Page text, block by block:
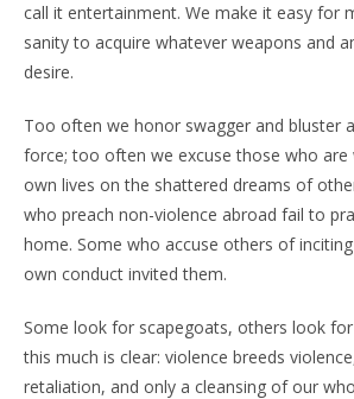
call it entertainment. We make it easy for
sanity to acquire whatever weapons and
desire.
Too often we honor swagger and bluster
force; too often we excuse those who are
own lives on the shattered dreams of
who preach non-violence abroad fail to
home. Some who accuse others of
own conduct invited them.
Some look for scapegoats, others look
this much is clear: violence breeds
retaliation, and only a cleansing of our